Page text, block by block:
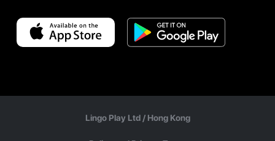
Lingo Play Ltd / Hong Kong